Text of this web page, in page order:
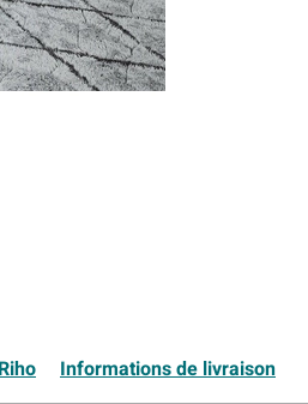
Informations de livraison